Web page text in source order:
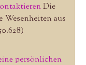
Die
Wesenheiten aus
persönlichen